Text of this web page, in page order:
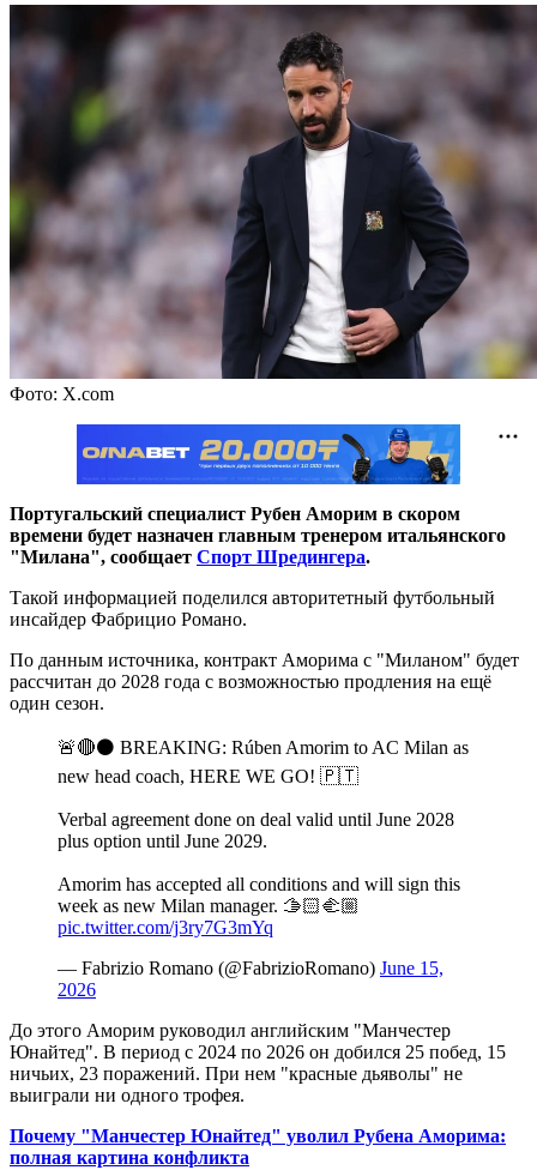
Фото: X.com
Португальский специалист Рубен Аморим в скором
времени будет назначен главным тренером итальянского
"Милана", сообщает Спорт Шредингера.
Такой информацией поделился авторитетный футбольный
инсайдер Фабрицио Романо.
По данным источника, контракт Аморима с "Миланом" будет
рассчитан до 2028 года с возможностью продления на ещё
один сезон.
🚨🔴⚫️ BREAKING: Rúben Amorim to AC Milan as
new head coach, HERE WE GO! 🇵🇹
Verbal agreement done on deal valid until June 2028
plus option until June 2029.
Amorim has accepted all conditions and will sign this
week as new Milan manager. 🫱🏻‍🫲🏼
pic.twitter.com/j3ry7G3mYq
— Fabrizio Romano (@FabrizioRomano) June 15,
2026
До этого Аморим руководил английским "Манчестер
Юнайтед". В период с 2024 по 2026 он добился 25 побед, 15
ничьих, 23 поражений. При нем "красные дьяволы" не
выиграли ни одного трофея.
Почему "Манчестер Юнайтед" уволил Рубена Аморима:
полная картина конфликта